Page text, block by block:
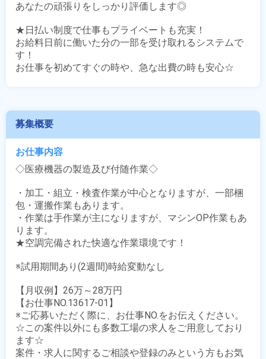
あなたの頑張りをしっかり評価します◎
★日払い制度で仕事もプライベートも充実！
お給料日前に働いた分の一部を受け取れるシステムで
す！
お仕事を初めてすぐの時や、急な出費の時も安心☆
募集概要
お仕事内容
◇医療機器の製造及び付随作業◇
・加工・組立・検査作業が中心となりますが、一部梱
包・運搬作業もあります。
・作業は手作業が主になりますが、マシンOP作業もあ
ります。
★空調完備された快適な作業環境です！
※試用期間あり(2週間)時給変動なし
【月収例】26万～28万円
【お仕事NO.13617-01】
※ご応募いただく際に、お仕事NO.をお伝えください。
☆この案件以外にも多数工場の求人をご用意しており
ます☆
案件・求人に関するご相談や登録のみという方もお気